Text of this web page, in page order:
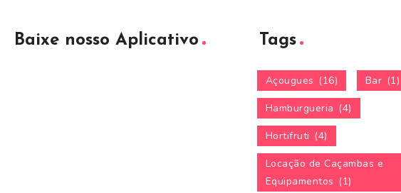
Baixe nosso Aplicativo Tags
Açougues (16) Bar (1)
Hamburgueria (4)
Hortifruti (4)
Locação de Caçambas e
Equipamentos (1)